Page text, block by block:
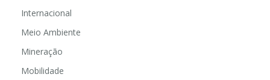
Internacional
Meio Ambiente
Mineração
Mobilidade